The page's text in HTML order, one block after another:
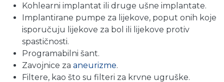
Kohlearni implantat ili druge ušne implantate.
Implantirane pumpe za lijekove, poput onih koje
isporučuju lijekove za bol ili lijekove protiv
spastičnosti.
Programabilni šant.
Zavojnice za aneurizme.
Filtere, kao što su filteri za krvne ugruške.